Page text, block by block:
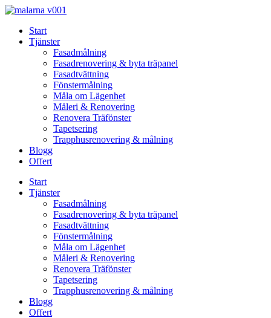
Skip
contentStart
Tjänster
Fasadmålning
Fasadrenovering & byta träpanel
Fasadtvättning
Fönstermålning
Måla om Lägenhet
Måleri & Renovering
Renovera Träfönster
Tapetsering
Trapphusrenovering & målning
Blogg
Offert
Start
Tjänster
Fasadmålning
Fasadrenovering & byta träpanel
Fasadtvättning
Fönstermålning
Måla om Lägenhet
Måleri & Renovering
Renovera Träfönster
Tapetsering
Trapphusrenovering & målning
Blogg
Offert